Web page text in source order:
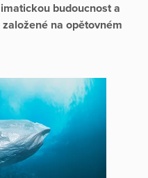
budoucnost a
na opětovném